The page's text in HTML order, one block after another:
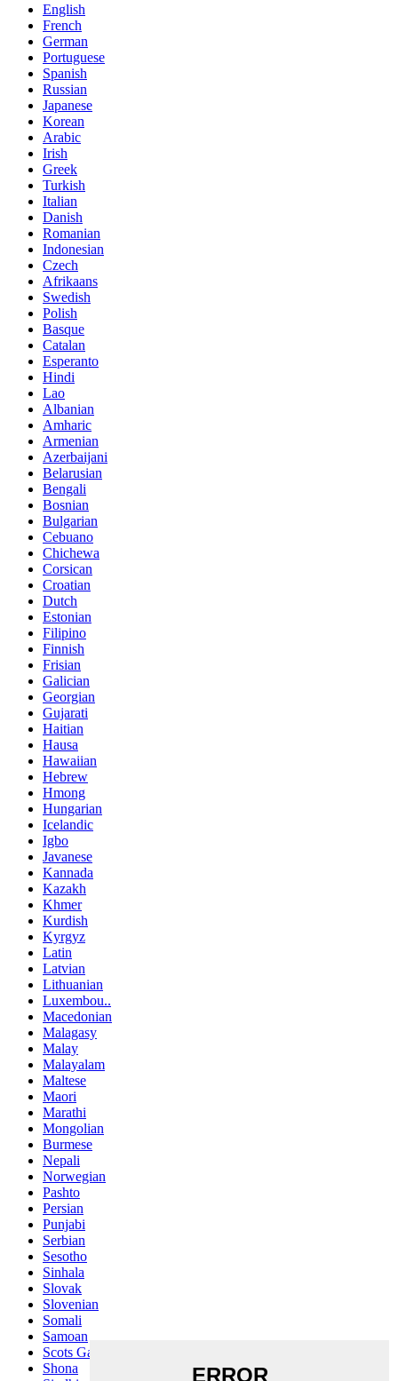
English
French
German
Portuguese
Spanish
Russian
Japanese
Korean
Arabic
Irish
Greek
Turkish
Italian
Danish
Romanian
Indonesian
Czech
Afrikaans
Swedish
Polish
Basque
Catalan
Esperanto
Hindi
Lao
Albanian
Amharic
Armenian
Azerbaijani
Belarusian
Bengali
Bosnian
Bulgarian
Cebuano
Chichewa
Corsican
Croatian
Dutch
Estonian
Filipino
Finnish
Frisian
Galician
Georgian
Gujarati
Haitian
Hausa
Hawaiian
Hebrew
Hmong
Hungarian
Icelandic
Igbo
Javanese
Kannada
Kazakh
Khmer
Kurdish
Kyrgyz
Latin
Latvian
Lithuanian
Luxembou..
Macedonian
Malagasy
Malay
Malayalam
Maltese
Maori
Marathi
Mongolian
Burmese
Nepali
Norwegian
Pashto
Persian
Punjabi
Serbian
Sesotho
Sinhala
Slovak
Slovenian
Somali
Samoan
Scots Gaelic
Shona